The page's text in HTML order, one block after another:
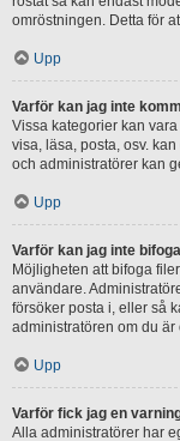
omröstningen. Detta för
Upp
Varför kan jag inte
Vissa kategorier kan
visa, läsa, posta, osv.
och administratörer kan
Upp
Varför kan jag inte
Möjligheten att bifoga
användare.
försöker posta i, eller så
administratören om du
Upp
Varför fick jag en
Alla administratörer har